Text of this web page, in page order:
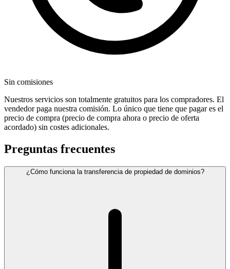
Sin comisiones
Nuestros servicios son totalmente gratuitos para los compradores. El
vendedor paga nuestra comisión. Lo único que tiene que pagar es el
precio de compra (precio de compra ahora o precio de oferta
acordado) sin costes adicionales.
Preguntas frecuentes
¿Cómo funciona la transferencia de propiedad de dominios?